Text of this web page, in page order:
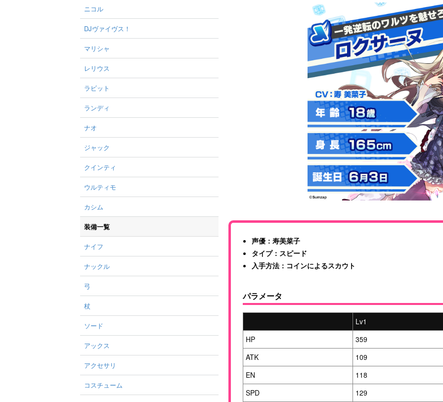
声優：寿美菜子
タイプ：スピード
入手方法：コインによるスカウト
パラメータ
Lv1
HP
359
ATK
109
EN
118
SPD
129
ニコル
DJヴァイヴス！
マリシャ
レリウス
ラビット
ランディ
ナオ
ジャック
クインティ
ウルティモ
カシム
装備一覧
ナイフ
ナックル
弓
杖
ソード
アックス
アクセサリ
コスチューム